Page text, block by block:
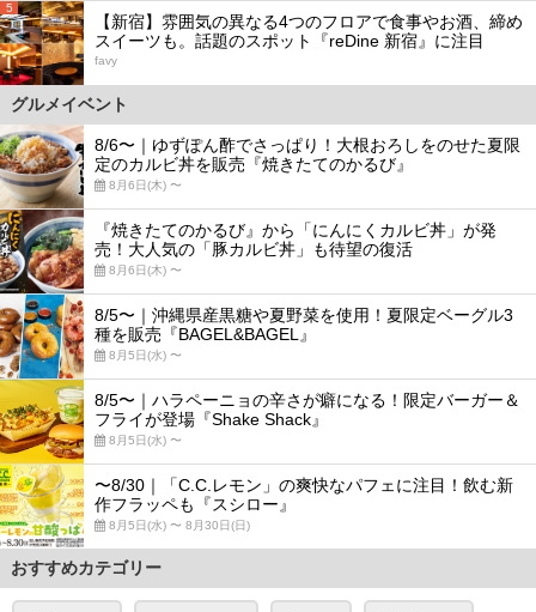
5
【新宿】雰囲気の異なる4つのフロアで食事やお酒、締め
スイーツも。話題のスポット『reDine 新宿』に注目
favy
グルメイベント
8/6〜｜ゆずぽん酢でさっぱり！大根おろしをのせた夏限
定のカルビ丼を販売『焼きたてのかるび』
8月6日(木) 〜
『焼きたてのかるび』から「にんにくカルビ丼」が発
売！大人気の「豚カルビ丼」も待望の復活
8月6日(木) 〜
8/5〜｜沖縄県産黒糖や夏野菜を使用！夏限定ベーグル3
種を販売『BAGEL&BAGEL』
8月5日(水) 〜
8/5〜｜ハラペーニョの辛さが癖になる！限定バーガー＆
フライが登場『Shake Shack』
8月5日(水) 〜
〜8/30｜「C.C.レモン」の爽快なパフェに注目！飲む新
作フラッペも『スシロー』
8月5日(水) 〜 8月30日(日)
おすすめカテゴリー